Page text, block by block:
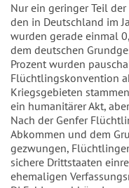
Nur ein geringer Teil
den in Deutschland im
wurden gerade einmal
dem deutschen
Prozent wurden
Flüchtlingskonvention
Kriegsgebieten
ein humanitärer Akt,
Nach der Genfer
Abkommen und dem
gezwungen,
sichere Drittstaaten
ehemaligen